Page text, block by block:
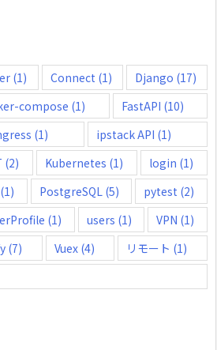
(1) Connect (1) Django (17)
compose (1) FastAPI (10)
(1) ipstack API (1)
(2) Kubernetes (1) login (1)
(1) PostgreSQL(5) pytest (2)
(1) users (1) VPN (1)
(7) Vuex(4) リモート (1)